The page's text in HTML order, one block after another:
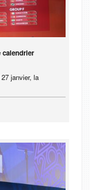
calendrier
janvier, la